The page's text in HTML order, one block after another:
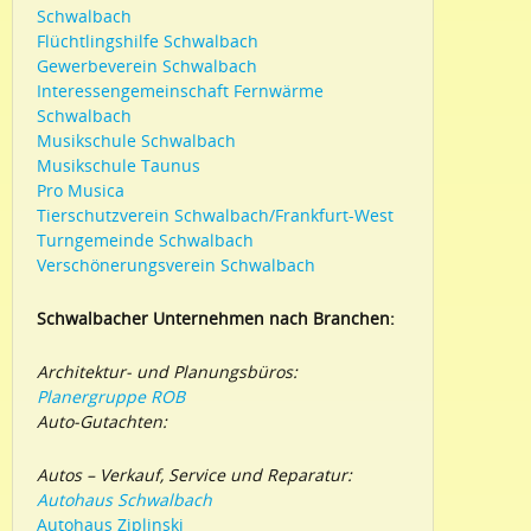
Schwalbach
Flüchtlingshilfe Schwalbach
Gewerbeverein Schwalbach
Interessengemeinschaft Fernwärme
Schwalbach
Musikschule Schwalbach
Musikschule Taunus
Pro Musica
Tierschutzverein Schwalbach/Frankfurt-West
Turngemeinde Schwalbach
Verschönerungsverein Schwalbach
Schwalbacher Unternehmen nach Branchen:
Architektur- und Planungsbüros:
Planergruppe ROB
Auto-Gutachten:
Autos – Verkauf, Service und Reparatur:
Autohaus Schwalbach
Autohaus Ziplinski